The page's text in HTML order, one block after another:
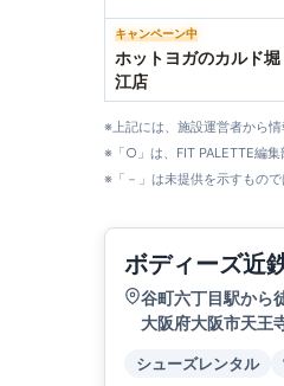
キャンペーン中
ホットヨガのカルド堀
江店
※上記には、施設運営者から
※「○」は、FIT PALETTE編集
※「－」は未提供を示すもの
ボディーズ近
谷町六丁目駅から
大阪府大阪市天王
シューズレンタル